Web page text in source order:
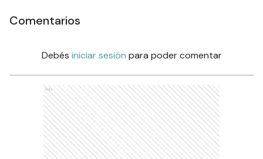
Comentarios
Debés iniciar sesión para poder comentar
Ads